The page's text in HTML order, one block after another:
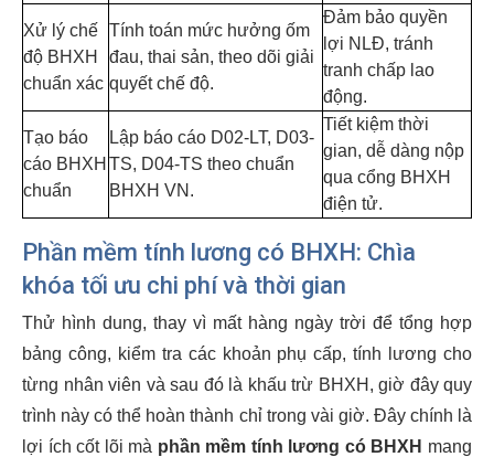
Xử lý chế
độ BHXH
chuẩn xác
Tính toán mức hưởng ốm
đau, thai sản, theo dõi giải
quyết chế độ.
Đảm bảo quyền
lợi NLĐ, tránh
tranh chấp lao
động.
Tạo báo
cáo BHXH
chuẩn
Lập báo cáo D02-LT, D03-
TS, D04-TS theo chuẩn
BHXH VN.
Tiết kiệm thời
gian, dễ dàng nộp
qua cổng BHXH
điện tử.
Phần mềm tính lương có BHXH: Chìa
khóa tối ưu chi phí và thời gian
Thử hình dung, thay vì mất hàng ngày trời để tổng hợp
bảng công, kiểm tra các khoản phụ cấp, tính lương cho
từng nhân viên và sau đó là khấu trừ BHXH, giờ đây quy
trình này có thể hoàn thành chỉ trong vài giờ. Đây chính là
lợi ích cốt lõi mà phần mềm tính lương có BHXH mang